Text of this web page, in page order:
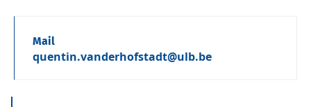
Mail
quentin.vanderhofstadt@ulb.be